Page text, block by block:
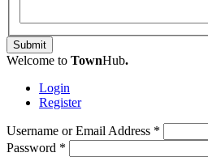
Submit
Welcome to TownHub.
Login
Register
Username or Email Address *
Password *